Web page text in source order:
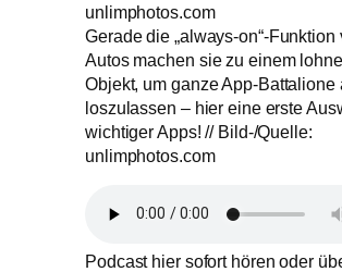
Gerade die „always-on“-Funktion
Autos machen sie zu einem
Objekt, um ganze App-Battalione
loszulassen – hier eine erste
wichtiger Apps! // Bild-/Quelle:
unlimphotos.com
Podcast hier sofort hören oder